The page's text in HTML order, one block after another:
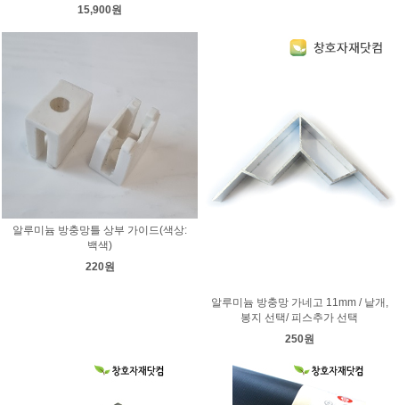
15,900원
알루미늄 방충망틀 상부 가이드(색상:
백색)
220원
알루미늄 방충망 가네고 11mm / 낱개,
봉지 선택/ 피스추가 선택
250원